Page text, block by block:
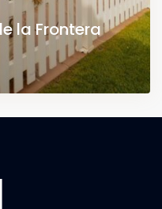
la Frontera